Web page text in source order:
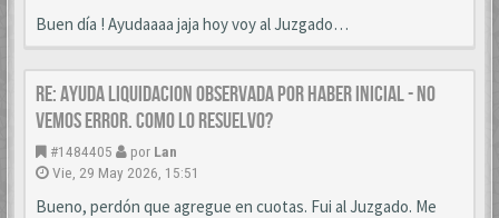
Buen día ! Ayudaaaa jaja hoy voy al Juzgado…
Re: AYUDA LIQUIDACION OBSERVADA POR HABER INICIAL - NO
VEMOS ERROR. COMO LO RESUELVO?
#1484405 por Lan
Vie, 29 May 2026, 15:51
Bueno, perdón que agregue en cuotas. Fui al Juzgado. Me